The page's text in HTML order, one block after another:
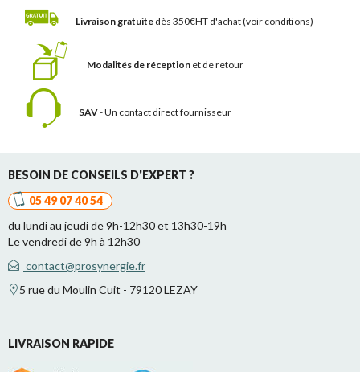
Livraison gratuite dès 350€HT d'achat(voir conditions)
Modalités de réception et de retour
SAV- Un contact direct fournisseur
BESOIN DE CONSEILS D'EXPERT ?
05 49 07 40 54
du lundi au jeudi de 9h-12h30 et 13h30-19h
Le vendredi de 9h à 12h30
contact@prosynergie.fr
5 rue du Moulin Cuit - 79120 LEZAY
LIVRAISON RAPIDE